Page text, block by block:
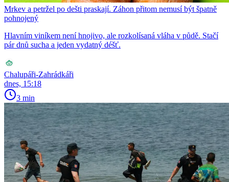
Mrkev a petržel po dešti praskají. Záhon přitom nemusí být špatně
pohnojený
Hlavním viníkem není hnojivo, ale rozkolísaná vláha v půdě. Stačí
pár dnů sucha a jeden vydatný déšť.
Chalupáři-Zahrádkáři
dnes, 15:18
3 min